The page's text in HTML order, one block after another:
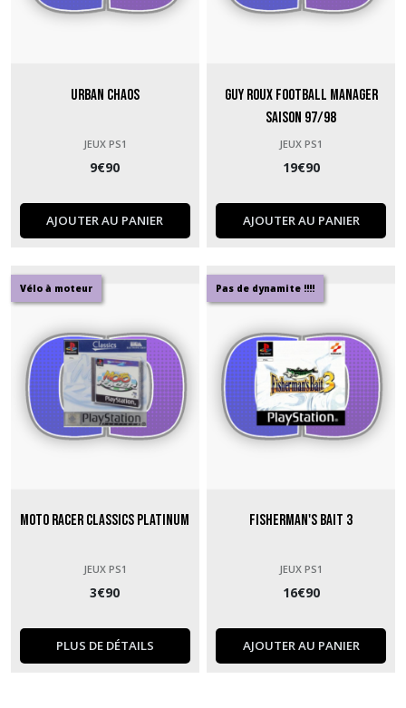
Urban Chaos
JEUX PS1
9€90
AJOUTER AU PANIER
Guy Roux Football Manager
saison 97/98
JEUX PS1
19€90
AJOUTER AU PANIER
Vélo à moteur
Moto Racer Classics Platinum
JEUX PS1
3€90
PLUS DE DÉTAILS
Pas de dynamite !!!!
Fisherman's Bait 3
JEUX PS1
16€90
AJOUTER AU PANIER